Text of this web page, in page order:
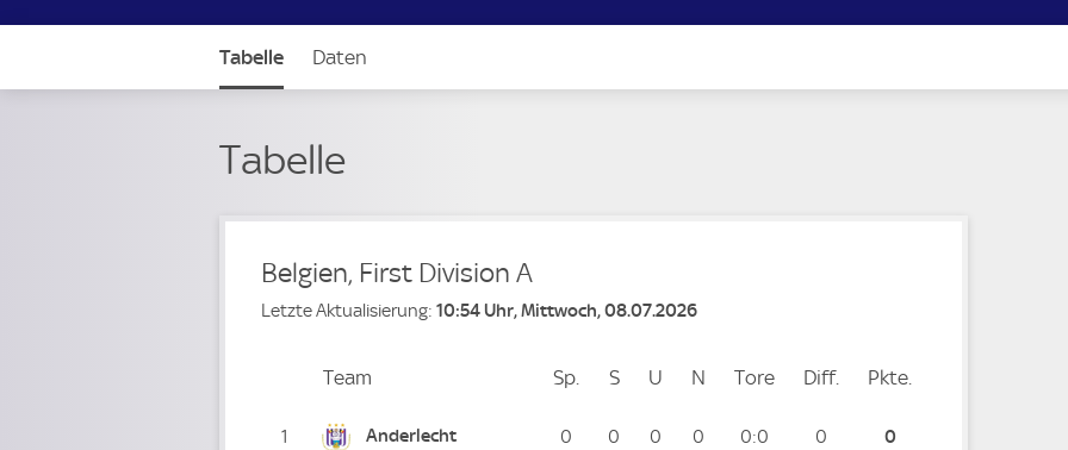
Tabelle Daten
Tabelle
Belgien, First Division A
Letzte Aktualisierung: 10:54 Uhr, Mittwoch, 08.07.2026
PlatzTeam Sp. Spiele
SSiege
U Unentschieden
N Niederlagen
Tore ToreDiff. Differenz
Pkte.
1 Anderlecht 0 0 0 0 0:0 0 0